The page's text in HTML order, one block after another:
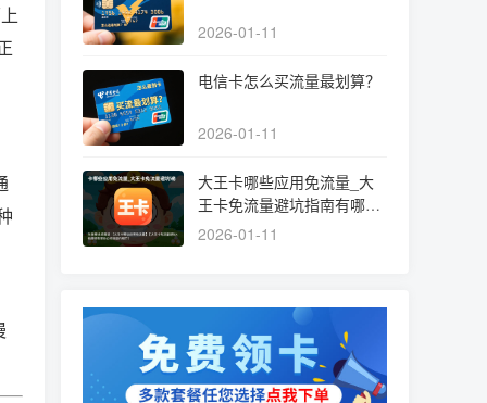
2026-01-11
电信卡怎么买流量最划算？
2026-01-11
大王卡哪些应用免流量_大
王卡免流量避坑指南有哪些
必须知道的细节？
2026-01-11